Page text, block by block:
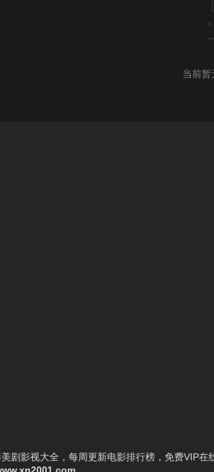
当前
剧影视大全，每周更新电影排行榜，免费VIP在